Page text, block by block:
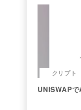
クリプト
UNISWAP